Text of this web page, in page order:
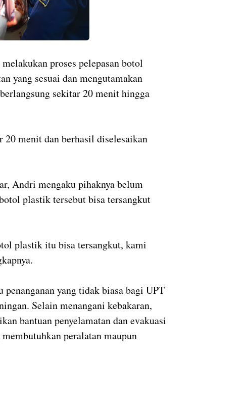
proses pelepasan botol
yang sesuai dan mengutamakan
sekitar 20 menit hingga
20 menit dan berhasil diselesaikan
Andri mengaku pihaknya belum
plastik tersebut bisa tersangkut
plastik itu bisa tersangkut, kami
yang tidak biasa bagi UPT
Selain menangani kebakaran,
bantuan penyelamatan dan evakuasi
peralatan maupun